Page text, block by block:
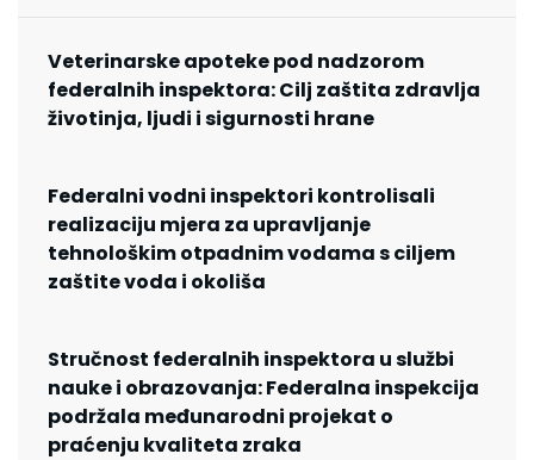
Veterinarske apoteke pod nadzorom
federalnih inspektora: Cilj zaštita zdravlja
životinja, ljudi i sigurnosti hrane
Federalni vodni inspektori kontrolisali
realizaciju mjera za upravljanje
tehnološkim otpadnim vodama s ciljem
zaštite voda i okoliša
Stručnost federalnih inspektora u službi
nauke i obrazovanja: Federalna inspekcija
podržala međunarodni projekat o
praćenju kvaliteta zraka